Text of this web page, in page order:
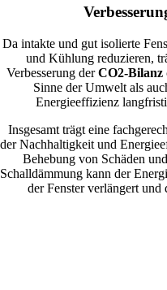
Da intakte und gut isolierte
und Kühlung reduzieren,
Verbesserung derCO2-Bilanz
Sinne der Umwelt als
Energieeffizienz
Insgesamt trägt eine
der Nachhaltigkeit und
Behebung von Schäden
Schalldämmung kann der
der Fenster verlängert